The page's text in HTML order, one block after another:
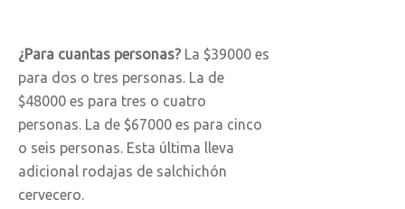
¿Para cuantas personas? La $39000 es
para dos o tres personas. La de
$48000 es para tres o cuatro
personas. La de $67000 es para cinco
o seis personas. Esta última lleva
adicional rodajas de salchichón
cervecero.